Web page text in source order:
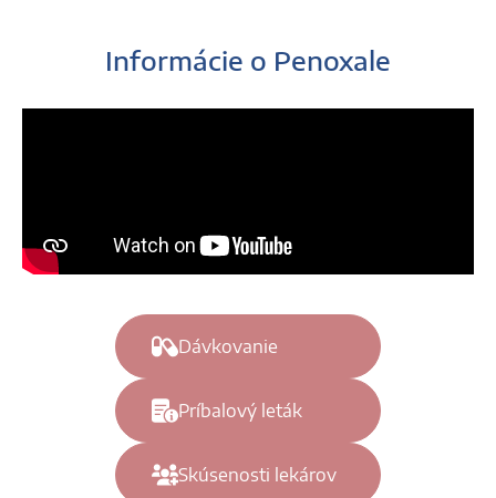
Informácie o Penoxale
Dávkovanie
Príbalový leták
Skúsenosti lekárov